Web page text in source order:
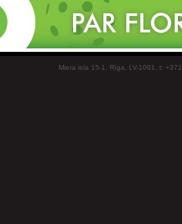
Miera iela 15-1, Rīga, LV-1001, t: